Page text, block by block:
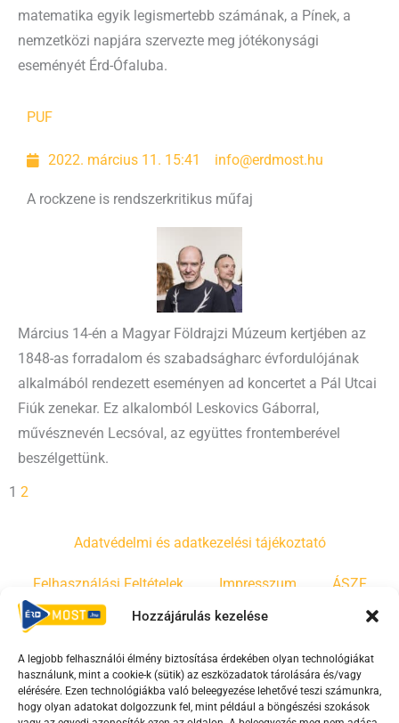
Hozzájárulás kezelése
A legjobb felhasználói élmény biztosítása érdekében olyan technológiákat
használunk, mint a cookie-k (sütik) az eszközadatok tárolására és/vagy
elérésére. Ezen technológiákba való beleegyezése lehetővé teszi számunkra,
hogy olyan adatokat dolgozzunk fel, mint például a böngészési szokások
matematika egyik legismertebb számának, a Pínek, a
nemzetközi napjára szervezte meg jótékonysági
eseményét Érd-Ófaluba.
PUF
2022. március 11. 15:41 info@erdmost.hu
A rockzene is rendszerkritikus műfaj
Március 14-én a Magyar Földrajzi Múzeum kertjében az
1848-as forradalom és szabadságharc évfordulójának
alkalmából rendezett eseményen ad koncertet a Pál Utcai
Fiúk zenekar. Ez alkalomból Leskovics Gáborral,
művésznevén Lecsóval, az együttes frontemberével
beszélgettünk.
1 2
Adatvédelmi és adatkezelési tájékoztató
Felhasználási Feltételek Impresszum ÁSZF
Irányelvek Moderálási szabályzat
F
a
Y
o
T
i